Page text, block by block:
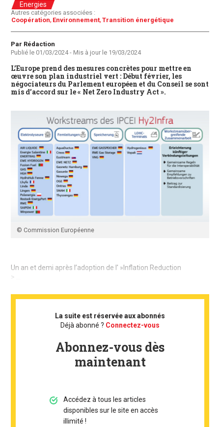
Energies
Autres catégories associées :
Coopération Environnement Transition énergétique
Auteur
Par Rédaction
Publié le 01/03/2024- Mis à jour le 19/03/2024
L’Europe prend des mesures concrètes pour mettre en
œuvre son plan industriel vert : Début février, les
négociateurs du Parlement européen et du Conseil se sont
mis d’accord sur le « Net Zero Industry Act ».
© Commission Européenne
Un an et demi après l’adoption de l' »Inflation Reduction
> ...
La suite est réservée aux abonnés
Déjà abonné ? Connectez-vous
Abonnez-vous dès
maintenant
Accédez à tous les articles
disponibles sur le site en accès
illimité !